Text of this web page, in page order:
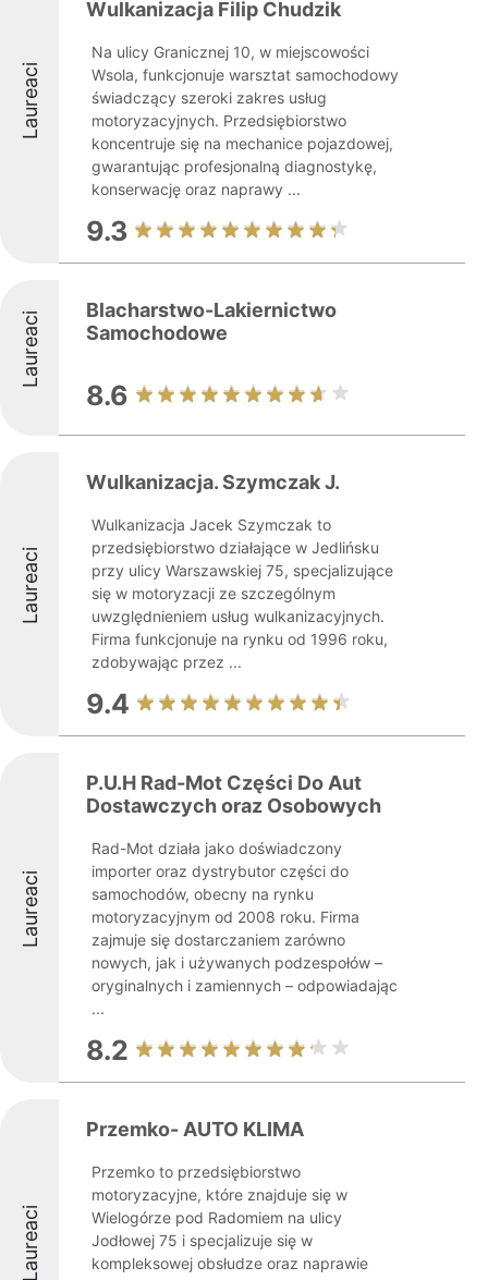
Laureaci
Wulkanizacja Filip Chudzik
Na ulicy Granicznej 10, w miejscowości
Wsola, funkcjonuje warsztat samochodowy
świadczący szeroki zakres usług
motoryzacyjnych. Przedsiębiorstwo
koncentruje się na mechanice pojazdowej,
gwarantując profesjonalną diagnostykę,
konserwację oraz naprawy ...
9.3
Laureaci
Blacharstwo-Lakiernictwo
Samochodowe
8.6
Laureaci
Wulkanizacja. Szymczak J.
Wulkanizacja Jacek Szymczak to
przedsiębiorstwo działające w Jedlińsku
przy ulicy Warszawskiej 75, specjalizujące
się w motoryzacji ze szczególnym
uwzględnieniem usług wulkanizacyjnych.
Firma funkcjonuje na rynku od 1996 roku,
zdobywając przez ...
9.4
Laureaci
P.U.H Rad-Mot Części Do Aut
Dostawczych oraz Osobowych
Rad-Mot działa jako doświadczony
importer oraz dystrybutor części do
samochodów, obecny na rynku
motoryzacyjnym od 2008 roku. Firma
zajmuje się dostarczaniem zarówno
nowych, jak i używanych podzespołów –
oryginalnych i zamiennych – odpowiadając
...
8.2
Laureaci
Przemko- AUTO KLIMA
Przemko to przedsiębiorstwo
motoryzacyjne, które znajduje się w
Wielogórze pod Radomiem na ulicy
Jodłowej 75 i specjalizuje się w
kompleksowej obsłudze oraz naprawie